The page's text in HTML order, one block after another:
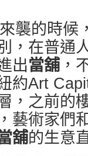
襲的時候
，在普通
出當舖 ，
約Art
，之前的
藝術家們
舖的生意